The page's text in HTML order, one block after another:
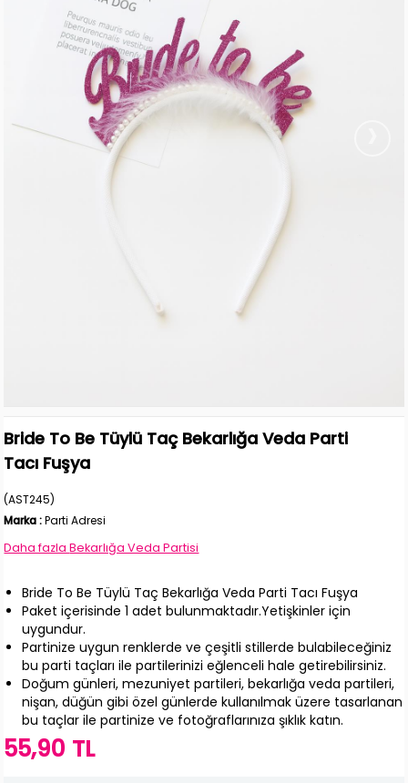
Bride To Be Tüylü Taç Bekarlığa Veda Parti
Tacı Fuşya
(AST245)
Marka : Parti Adresi
Daha fazlaBekarlığa Veda Partisi
Bride To Be Tüylü Taç Bekarlığa Veda Parti Tacı Fuşya
Paket içerisinde 1 adet bulunmaktadır.Yetişkinler için
uygundur.
Partinize uygun renklerde ve çeşitli stillerde bulabileceğiniz
bu parti taçları ile partilerinizi eğlenceli hale getirebilirsiniz.
Doğum günleri, mezuniyet partileri, bekarlığa veda partileri,
nişan, düğün gibi özel günlerde kullanılmak üzere tasarlanan
bu taçlar ile partinize ve fotoğraflarınıza şıklık katın.
55,90 TL